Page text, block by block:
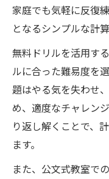
家庭でも気軽に反復
となるシンプルな計
無料ドリルを活用す
ルに合った難易度を
題はやる気を失わせ
め、適度なチャレン
り返し解くことで、
ます。
また、公文式教室で